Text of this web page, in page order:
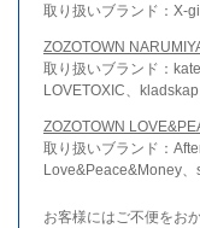
取り扱いブランド：X-
ZOZOTOWN
取り扱いブランド：
LOVETOXIC、
ZOZOTOWN
取り扱いブランド：
Love&Peace&Money
お客様にはご不便をお